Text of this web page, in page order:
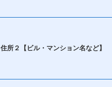
住所２【ビル・マンション名など】